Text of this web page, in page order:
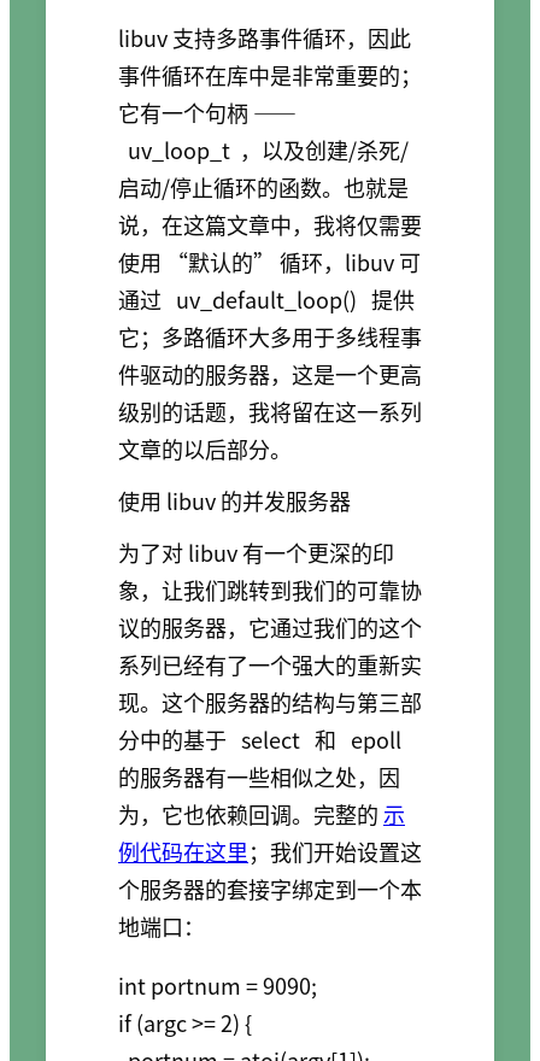
libuv 支持多路事件循环，因此
事件循环在库中是非常重要的；
它有一个句柄 ——
uv_loop_t ，以及创建/杀死/
启动/停止循环的函数。也就是
说，在这篇文章中，我将仅需要
使用 “默认的” 循环，libuv 可
通过 uv_default_loop() 提供
它；多路循环大多用于多线程事
件驱动的服务器，这是一个更高
级别的话题，我将留在这一系列
文章的以后部分。
使用 libuv 的并发服务器
为了对 libuv 有一个更深的印
象，让我们跳转到我们的可靠协
议的服务器，它通过我们的这个
系列已经有了一个强大的重新实
现。这个服务器的结构与第三部
分中的基于 select 和 epoll
的服务器有一些相似之处，因
为，它也依赖回调。完整的示
例代码在这里；我们开始设置这
个服务器的套接字绑定到一个本
地端口：
int portnum = 9090;
if (argc >= 2) {